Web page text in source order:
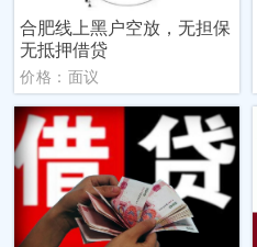
合肥线上黑户空放，无担保
无抵押借贷
价格：面议